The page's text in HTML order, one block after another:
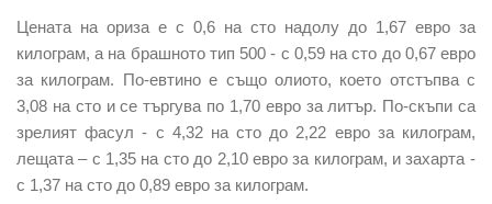
Цената на ориза е с 0,6 на сто надолу до 1,67 евро за
килограм, а на брашнототип 500 - с 0,59 на сто до 0,67 евро
за килограм. По-евтино е също олиото, което отстъпва с
3,08 на сто и се търгува по 1,70 евро за литър. По-скъпи са
зрелият фасул - с 4,32 на сто до 2,22 евро за килограм,
лещата – с 1,35 на сто до 2,10 евро за килограм, изахарта -
с 1,37 на сто до 0,89 евро за килограм.